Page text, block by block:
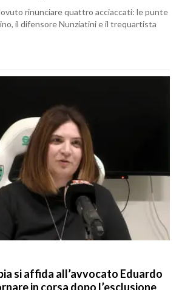
rinunciare quattro acciaccati: le punte
il difensore Nunziatini e il trequartista
si affida all’avvocato Eduardo
in corsa dopo l’esclusione